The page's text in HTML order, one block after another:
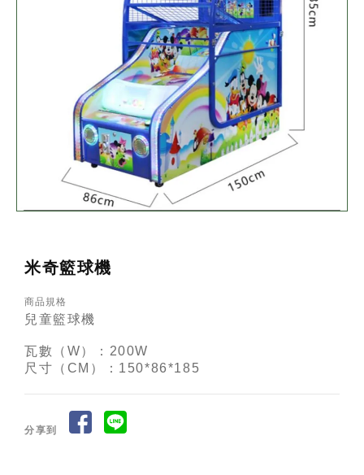
米奇籃球機
商品規格
兒童籃球機
瓦數（W）：200W
尺寸（CM）：150*86*185
分享到